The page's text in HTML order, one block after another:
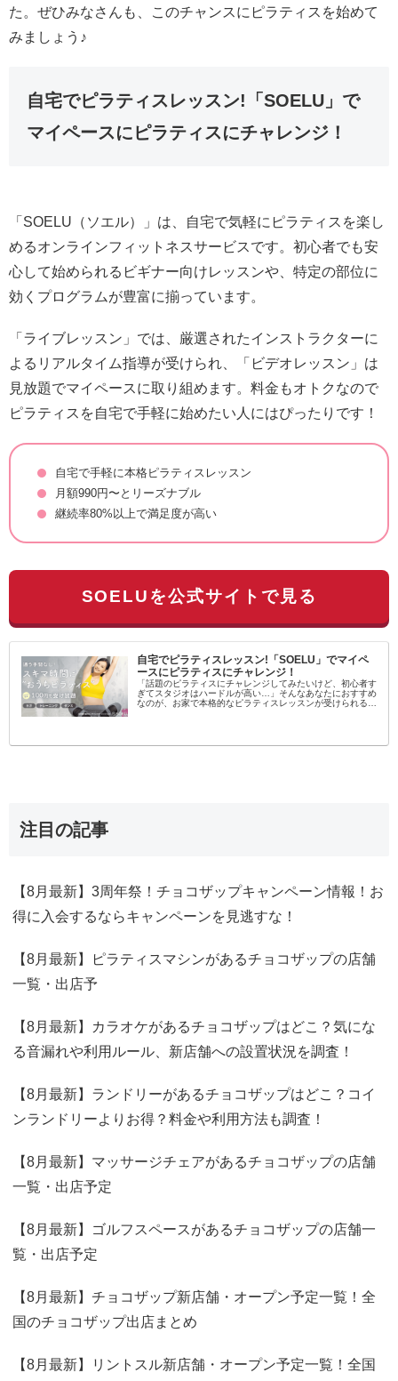
た。ぜひみなさんも、このチャンスにピラティスを始めて
みましょう♪
自宅でピラティスレッスン!「SOELU」で
マイペースにピラティスにチャレンジ！
「SOELU（ソエル）」は、自宅で気軽にピラティスを楽し
めるオンラインフィットネスサービスです。初心者でも安
心して始められるビギナー向けレッスンや、特定の部位に
効くプログラムが豊富に揃っています。
「ライブレッスン」では、厳選されたインストラクターに
よるリアルタイム指導が受けられ、「ビデオレッスン」は
見放題でマイペースに取り組めます。料金もオトクなので
ピラティスを自宅で手軽に始めたい人にはぴったりです！
自宅で手軽に本格ピラティスレッスン
月額990円〜とリーズナブル
継続率80%以上で満足度が高い
SOELUを公式サイトで見る
自宅でピラティスレッスン!「SOELU」でマイペ
ースにピラティスにチャレンジ！
「話題のピラティスにチャレンジしてみたいけど、初心者す
ぎてスタジオはハードルが高い…」そんなあなたにおすすめ
なのが、お家で本格的なピラティスレッスンが受けられるオ
注目の記事
【8月最新】3周年祭！チョコザップキャンペーン情報！お
得に入会するならキャンペーンを見逃すな！
【8月最新】ピラティスマシンがあるチョコザップの店舗
一覧・出店予
【8月最新】カラオケがあるチョコザップはどこ？気にな
る音漏れや利用ルール、新店舗への設置状況を調査！
【8月最新】ランドリーがあるチョコザップはどこ？コイ
ンランドリーよりお得？料金や利用方法も調査！
【8月最新】マッサージチェアがあるチョコザップの店舗
一覧・出店予定
【8月最新】ゴルフスペースがあるチョコザップの店舗一
覧・出店予定
【8月最新】チョコザップ新店舗・オープン予定一覧！全
国のチョコザップ出店まとめ
【8月最新】リントスル新店舗・オープン予定一覧！全国